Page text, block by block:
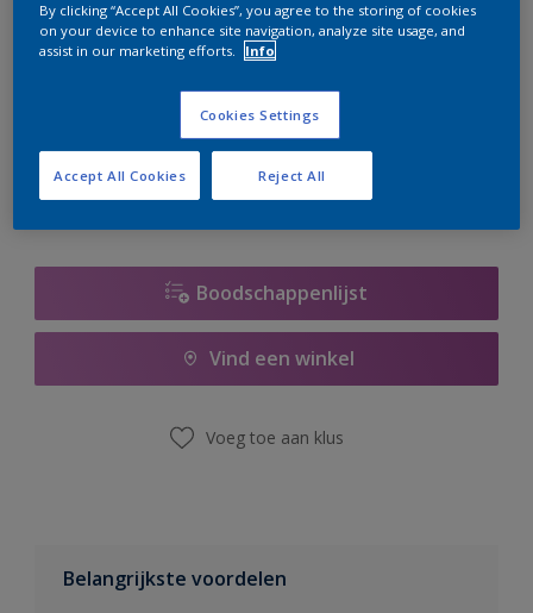
Op dit moment is het niet mogelijk dit product online
te bestellen. Houd de website in de gaten, we werken
er hard aan om de voorraad aan te vullen.
Boodschappenlijst
Vind een winkel
Voeg toe aan klus
Belangrijkste voordelen
By clicking “Accept All Cookies”, you agree to the storing of cookies
on your device to enhance site navigation, analyze site usage, and
assist in our marketing efforts.
Info
Cookies Settings
Reject All
Accept All Cookies